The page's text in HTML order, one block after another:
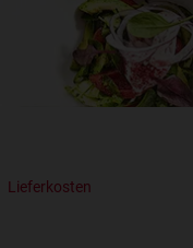
Lieferkosten